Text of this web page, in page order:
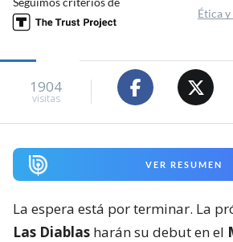
Ética
1904
visitas
VER RESUMEN
La espera está por terminar. La
Las Diablas harán su debut en el